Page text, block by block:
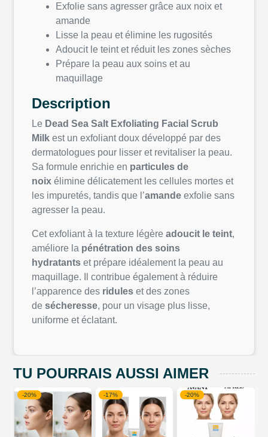
Exfolie sans agresser grâce aux noix et
amande
Lisse la peau et élimine les rugosités
Adoucit le teint et réduit les zones sèches
Prépare la peau aux soins et au
maquillage
Description
Le Dead Sea Salt Exfoliating Facial Scrub
Milk est un exfoliant doux développé par des
dermatologues pour lisser et revitaliser la peau.
Sa formule enrichie en particules de
noix élimine délicatement les cellules mortes et
les impuretés, tandis que l’amande exfolie sans
agresser la peau.
Cet exfoliant à la texture légère adoucit le teint,
améliore la pénétration des soins
hydratants et prépare idéalement la peau au
maquillage. Il contribue également à réduire
l’apparence des ridules et des zones
de sécheresse, pour un visage plus lisse,
uniforme et éclatant.
TU POURRAIS AUSSI AIMER
-20% -17% -20%